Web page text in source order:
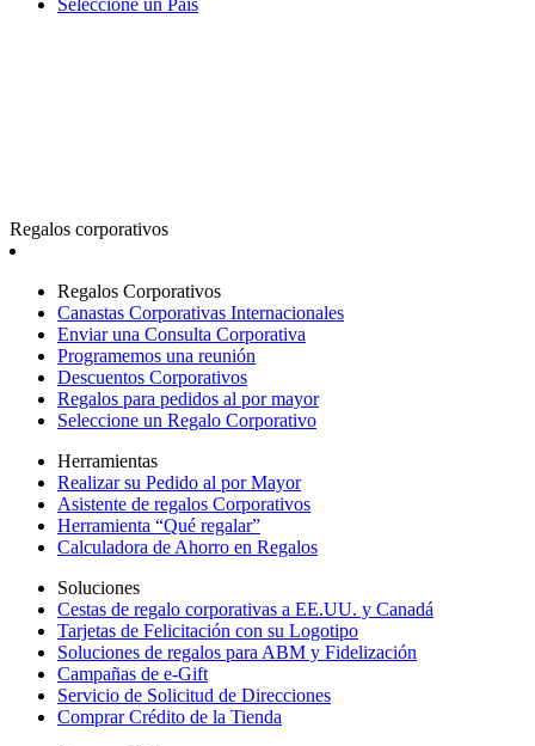
Seleccione un País
Regalos corporativos
Regalos Corporativos
Canastas Corporativas Internacionales
Enviar una Consulta Corporativa
Programemos una reunión
Descuentos Corporativos
Regalos para pedidos al por mayor
Seleccione un Regalo Corporativo
Herramientas
Realizar su Pedido al por Mayor
Asistente de regalos Corporativos
Herramienta “Qué regalar”
Calculadora de Ahorro en Regalos
Soluciones
Cestas de regalo corporativas a EE.UU. y Canadá
Tarjetas de Felicitación con su Logotipo
Soluciones de regalos para ABM y Fidelización
Campañas de e-Gift
Servicio de Solicitud de Direcciones
Comprar Crédito de la Tienda